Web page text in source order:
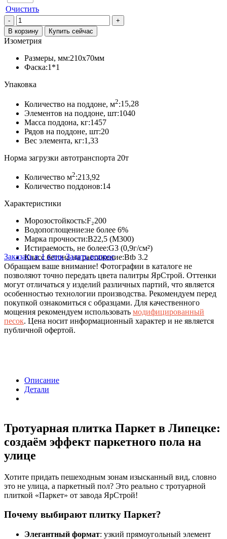
Очистить
Количество
товара
Тротуарная
плитка
«Паркет»,
Коричневый
В корзину Купить сейчас
Изометрия
Размеры, мм:210х70мм
Фаска:1*1
Упаковка
Количество на поддоне, м2:15,28
Элементов на поддоне, шт:1040
Масса поддона, кг:1457
Рядов на поддоне, шт:20
Вес элемента, кг:1,33
Норма загрузки автотранспорта 20т
Количество м2:213,92
Количество поддонов:14
Характеристики
Морозостойкость:F₂200
Водопоглощение:не более 6%
Марка прочности:В22,5 (М300)
Истираемость, не более:G3 (0,9г/см²)
Класс бетона на растяжение:Btb 3.2
Заказать в 1 клик Задать вопрос
Обращаем ваше внимание! Фотографии в каталоге не
позволяют точно передать цвета палитры ЯрСтрой. Оттенки
могут отличаться у изделий различных партий, что является
особенностью технологии производства. Рекомендуем перед
покупкой ознакомиться с образцами. Для качественного
мощения рекомендуем использовать модифицированный
песок. Цена носит информационный характер и не является
публичной офертой.
Описание
Детали
Тротуарная плитка Паркет в Липецке:
создаём эффект паркетного пола на
улице
Хотите придать пешеходным зонам изысканный вид, словно
это не улица, а паркетный пол? Это реально с тротуарной
плиткой «Паркет» от завода ЯрСтрой!
Почему выбирают плитку Паркет?
Элегантный формат: узкий прямоугольный элемент